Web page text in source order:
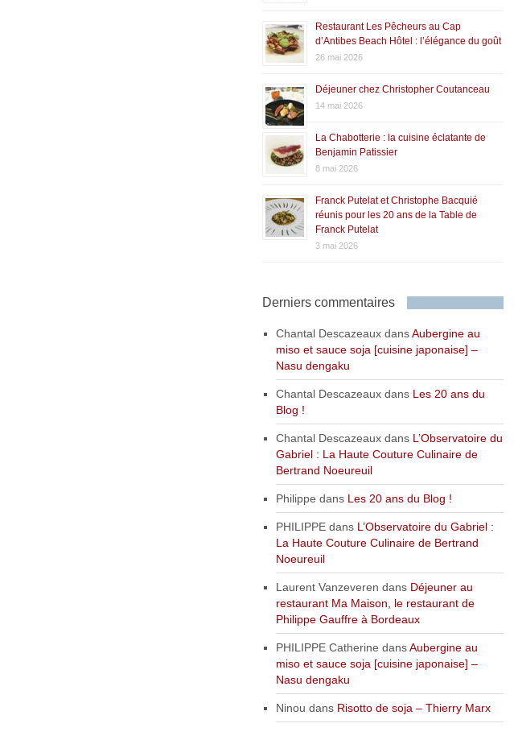
Restaurant Les Pêcheurs au Cap
d’Antibes Beach Hôtel : l’élégance du goût
26 mai 2026
Déjeuner chez Christopher Coutanceau
14 mai 2026
La Chabotterie : la cuisine éclatante de
Benjamin Patissier
8 mai 2026
Franck Putelat et Christophe Bacquié
réunis pour les 20 ans de la Table de
Franck Putelat
3 mai 2026
Derniers commentaires
Chantal DescazeauxdansAubergine au
miso et sauce soja [cuisine japonaise] –
Nasu dengaku
Chantal Descazeauxdans Les 20 ans du
Blog !
Chantal Descazeauxdans L’Observatoire du
Gabriel : La Haute Couture Culinaire de
Bertrand Noeureuil
Philippe dans Les 20 ans du Blog !
PHILIPPEdans L’Observatoire du Gabriel :
La Haute Couture Culinaire de Bertrand
Noeureuil
Laurent Vanzeveren dans Déjeuner au
restaurant Ma Maison, le restaurant de
Philippe Gauffre à Bordeaux
PHILIPPE Catherine dansAubergine au
miso et sauce soja [cuisine japonaise] –
Nasu dengaku
Ninou dans Risotto de soja – Thierry Marx